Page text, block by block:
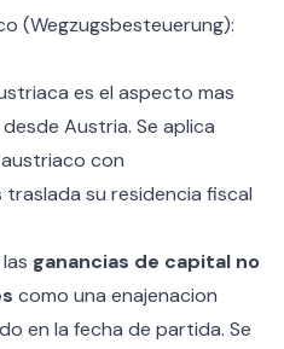
(Wegzugsbesteuerung):
es el aspecto mas
Austria. Se aplica
con
su residencia fiscal
ganancias de capital no
como una enajenacion
en la fecha de partida. Se